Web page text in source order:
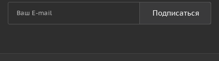
Подписаться